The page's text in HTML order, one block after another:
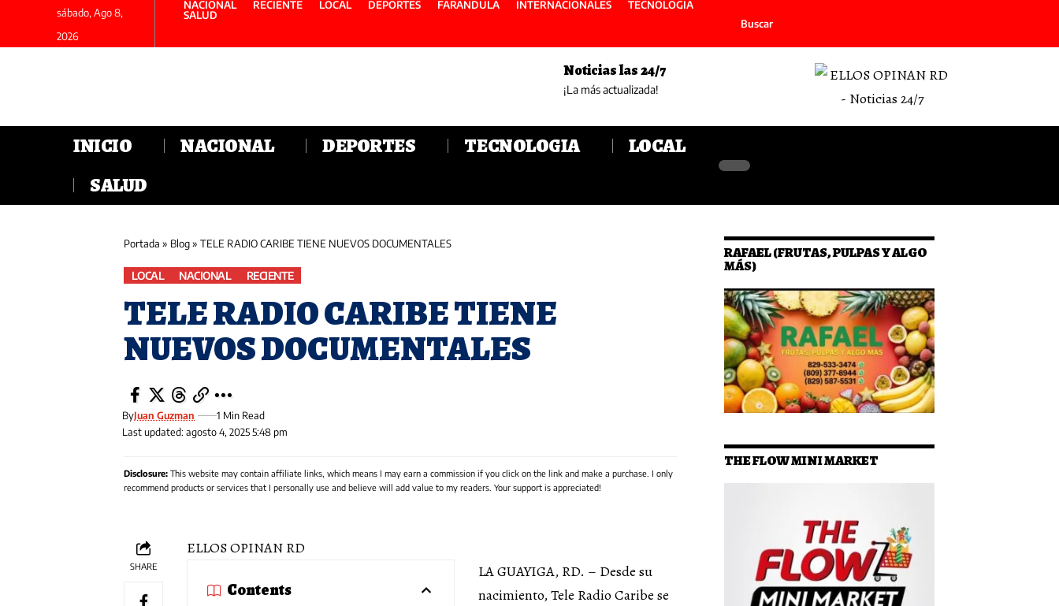
sábado, Ago 8,
2026
NACIONAL RECIENTE LOCAL DEPORTES FARANDULA INTERNACIONALES
TECNOLOGIA
SALUD
Buscar
Noticias las 24/7
¡La más actualizada!
INICIO NACIONAL DEPORTES TECNOLOGIA
LOCAL
SALUD
Portada » Blog» TELE RADIO CARIBE TIENE NUEVOS DOCUMENTALES
LOCAL NACIONAL RECIENTE
TELE RADIO CARIBE TIENE
NUEVOS DOCUMENTALES
Last updated: agosto 4, 2025 5:48 pm
ByJuan Guzman 1 Min Read
Disclosure: This website may contain affiliate links, which means I may earn a commission if you click on the link and make a purchase. I only
recommend products or services that I personally use and believe will add value to my readers. Your support is appreciated!
SHARE
ELLOS OPINAN RD
Contents
LA GUAYIGA, RD. – Desde su
nacimiento, Tele Radio Caribe se
RAFAEL (FRUTAS, PULPAS Y ALGO
MÁS)
THE FLOW MINI MARKET